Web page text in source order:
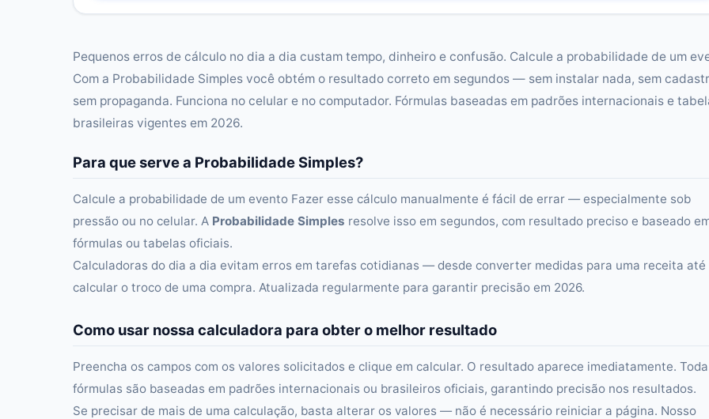
Pequenos erros de cálculo no dia a dia custam tempo, dinheiro e confusão. Calcule a probabilidade de um
Com a Probabilidade Simples você obtém o resultado correto em segundos — sem instalar nada, sem
sem propaganda. Funciona no celular e no computador. Fórmulas baseadas em padrões internacionais e
brasileiras vigentes em 2026.
Para que serve a Probabilidade Simples?
Calcule a probabilidade de um evento Fazer esse cálculo manualmente é fácil de errar — especialmente sob
pressão ou no celular. A Probabilidade Simples resolve isso em segundos, com resultado preciso e baseado
fórmulas ou tabelas oficiais.
Calculadoras do dia a dia evitam erros em tarefas cotidianas — desde converter medidas para uma receita até
calcular o troco de uma compra. Atualizada regularmente para garantir precisão em 2026.
Como usar nossa calculadora para obter o melhor resultado
Preencha os campos com os valores solicitados e clique em calcular. O resultado aparece imediatamente.
fórmulas são baseadas em padrões internacionais ou brasileiros oficiais, garantindo precisão nos resultados.
Se precisar de mais de uma calculação, basta alterar os valores — não é necessário reiniciar a página. Nosso